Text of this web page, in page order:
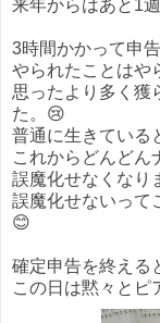
来年からはあと1
3時間かかって申告
やられたことはや
思ったより多く獲
た。😢
普通に生きている
これからどんどん
誤魔化せなくなり
誤魔化せないって
😊
確定申告を終える
この日は黙々とピ